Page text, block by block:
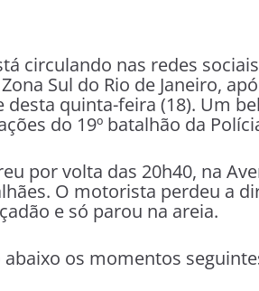
circulando nas redes
Sul do Rio de Janeiro,
desta quinta-feira (18). Um
do 19º batalhão da
por volta das 20h40, na
O motorista perdeu a
e só parou na areia.
os momentos